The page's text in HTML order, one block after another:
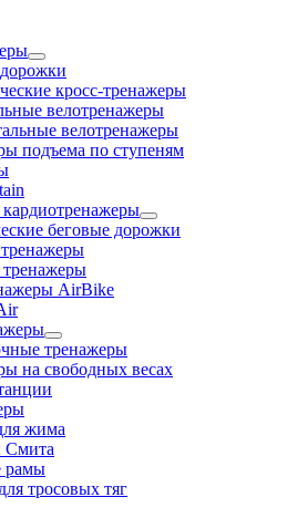
кросс-тренажеры
велотренажеры
велотренажеры
подъема по ступеням
беговые дорожки
AirBike
тренажеры
на свободных весах
жима
рамы
тросовых тяг